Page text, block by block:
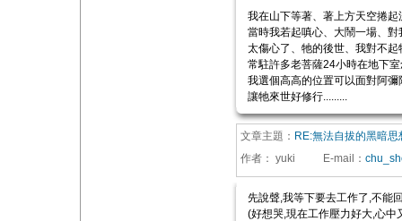
我在山下等著、著上方天空捲
當時我若起嗔心、大鬧一場、對
太傷心了、牠的後世、我對不起
常駐許多老菩薩24小時在地下
我選個高高的位置可以面對阿彌
讓牠來世好修行.........
文章主題： RE:無法自拔的黑暗思
作者： yuki E-mail ：
先說聲,我等下要去工作了,不能
(好想哭,現在工作壓力好大,心中